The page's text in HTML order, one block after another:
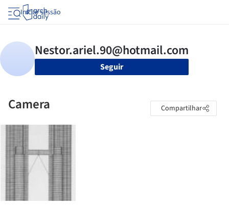
Iniciar sessão
Seguir
Camera Compartilhar